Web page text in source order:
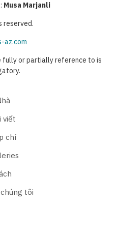
Musa Marjanli
reserved.
az.com
or partially reference to is
viết
chí
tôi